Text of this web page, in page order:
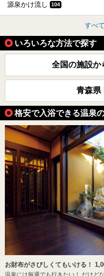
源泉かけ流し 104
すべ
いろいろな方法で探す
全国の施設か
青森県
格安で入浴できる温泉
お財布がさびしくてもいける！
温泉には毎週でも行きたい！ だけど